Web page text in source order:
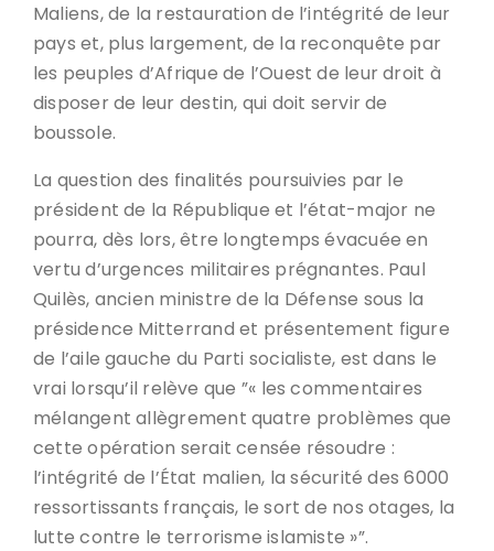
Maliens, de la restauration de l’intégrité de leur
pays et, plus largement, de la reconquête par
les peuples d’Afrique de l’Ouest de leur droit à
disposer de leur destin, qui doit servir de
boussole.
La question des finalités poursuivies par le
président de la République et l’état-major ne
pourra, dès lors, être longtemps évacuée en
vertu d’urgences militaires prégnantes. Paul
Quilès, ancien ministre de la Défense sous la
présidence Mitterrand et présentement figure
de l’aile gauche du Parti socialiste, est dans le
vrai lorsqu’il relève que ”« les commentaires
mélangent allègrement quatre problèmes que
cette opération serait censée résoudre :
l’intégrité de l’État malien, la sécurité des 6000
ressortissants français, le sort de nos otages, la
lutte contre le terrorisme islamiste »”.